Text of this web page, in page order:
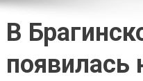
В
появилась